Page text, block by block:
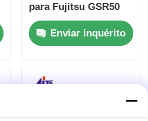
para Fujitsu GSR50
Dispensador ATM
PartesEnviar inquérito